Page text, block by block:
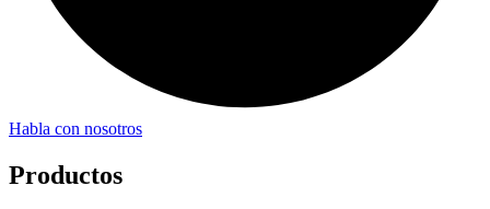
Habla con nosotros
Productos